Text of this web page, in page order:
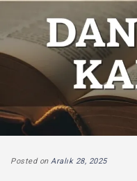
Posted on Aralık 28, 2025